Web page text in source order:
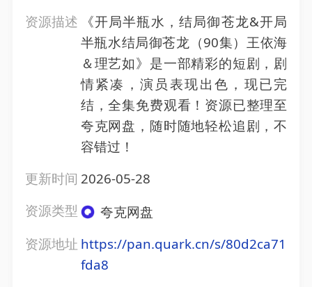
资源描述
《开局半瓶水，结局御苍龙&开局
半瓶水结局御苍龙（90集）王依海
＆理艺如》是一部精彩的短剧，剧
情紧凑，演员表现出色，现已完
结，全集免费观看！资源已整理至
夸克网盘，随时随地轻松追剧，不
容错过！
更新时间 2026-05-28
资源类型
夸克网盘
资源地址 https://pan.quark.cn/s/80d2ca71
fda8